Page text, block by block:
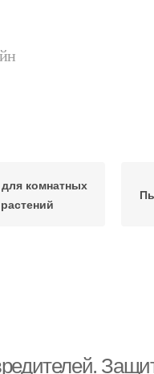
комнатных
растений